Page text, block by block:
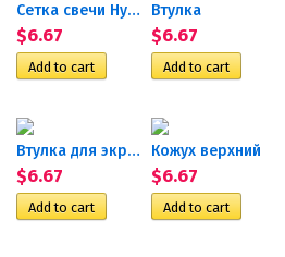
Сетка свечи Hydronic II
$6.67
Втулка
$6.67
Втулка для экрана камеры...
$6.67
Кожух верхний
$6.67